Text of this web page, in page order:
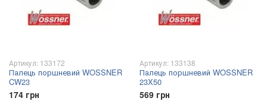
Артикул: 133172
Палець поршневий WOSSNER
CW23
174 грн
Артикул: 133138
Палець поршневий WOSSNER
23X50
569 грн